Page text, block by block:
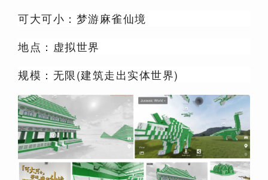
可大可小：梦游麻雀仙境
地点：虚拟世界
规模：无限(建筑走出实体世界)